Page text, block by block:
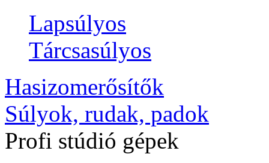
Lapsúlyos
Tárcsasúlyos
Hasizomerősítők
Súlyok, rudak, padok
Profi stúdió gépek